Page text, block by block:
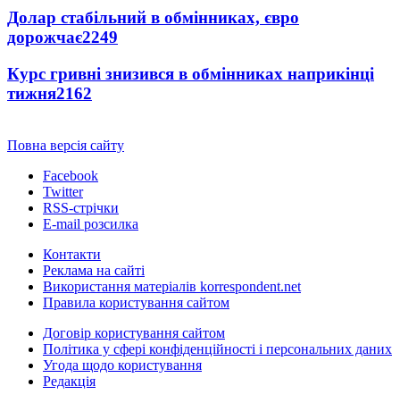
Долар стабільний в обмінниках, євро
дорожчає2249
Курс гривні знизився в обмінниках наприкінці
тижня2162
Повна версія сайту
Facebook
Twitter
RSS-стрічки
E-mail розсилка
Контакти
Реклама на сайті
Використання матеріалів korrespondent.net
Правила користування сайтом
Договір користування сайтом
Політика у сфері конфіденційності і персональних даних
Угода щодо користування
Редакція